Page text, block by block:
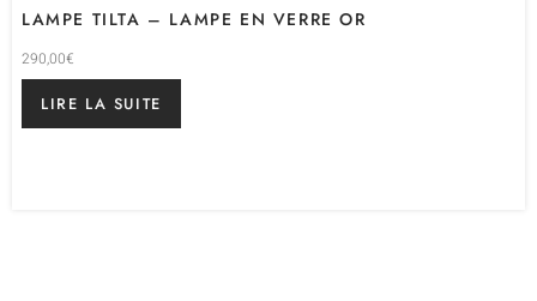
LAMPE TILTA – LAMPE EN VERRE OR
290,00€
LIRE LA SUITE